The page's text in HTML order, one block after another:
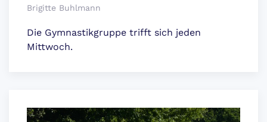
Brigitte Buhlmann
Die Gymnastikgruppe trifft sich jeden
Mittwoch.